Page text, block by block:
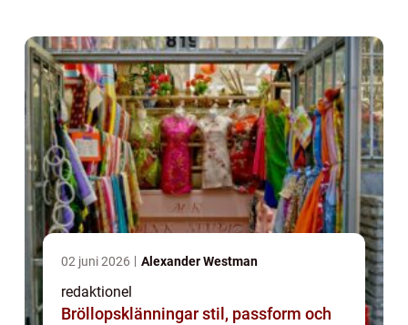
bak...
02 juni 2026 Alexander Westman
redaktionel
Bröllopsklänningar stil, passform och